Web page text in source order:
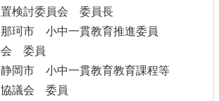
置検討委員会 委員長
那珂市 小中一貫教育推進委員
会 委員
静岡市 小中一貫教育教育課程等
協議会 委員